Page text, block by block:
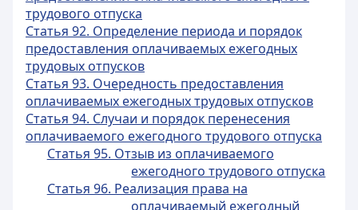
трудового отпуска
Статья 92. Определение периода и порядок
предоставления оплачиваемых ежегодных
трудовых отпусков
Статья 93. Очередность предоставления
оплачиваемых ежегодных трудовых отпусков
Статья 94. Случаи и порядок перенесения
оплачиваемого ежегодного трудового отпуска
Статья 95. Отзыв из оплачиваемого
ежегодного трудового отпуска
Статья 96. Реализация права на
оплачиваемый ежегодный